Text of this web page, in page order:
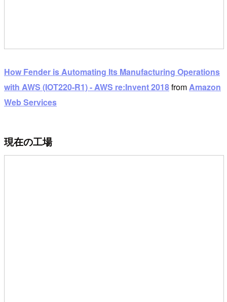
How Fender is Automating Its Manufacturing Operations
with AWS (IOT220-R1) - AWS re:Invent 2018fromAmazon
Web Services
現在の工場